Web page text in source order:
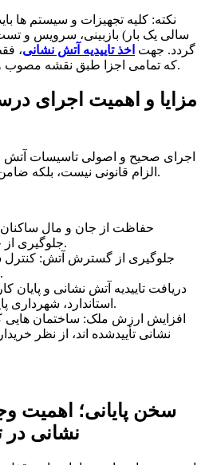
نکته: کلیه تجهیزات و سیستم ها
سالی یک بار) بازبینی، سرویس و
گردد. جهت اخذ تاییدیه آتش نشانی،
که تمامی اجزا طبق نقشه مصوب و استاندارد نصب شده باشند.
مزایا و اهمیت اجرای
اجرای صحیح و اصولی تاسیسات
الزام قانونی نیست، بلکه ضامن امنیت و اعتبار پروژه است.
حفاظت از جان و مال
جلوگیری از خسارات سنگین مالی.
جلوگیری از گسترش آتش: کنترل
رسیدن نیروهای امداد.
استاندارد، شهرداری پایان کار صادر نمی کند.
افزایش ارزش ملک: ساختمان
نشانی تأییدشده اند، از نظر
سخن پایانی؛ اهمیت
نشانی در